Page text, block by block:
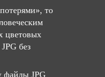
то
цветовых
без
файлы JPG